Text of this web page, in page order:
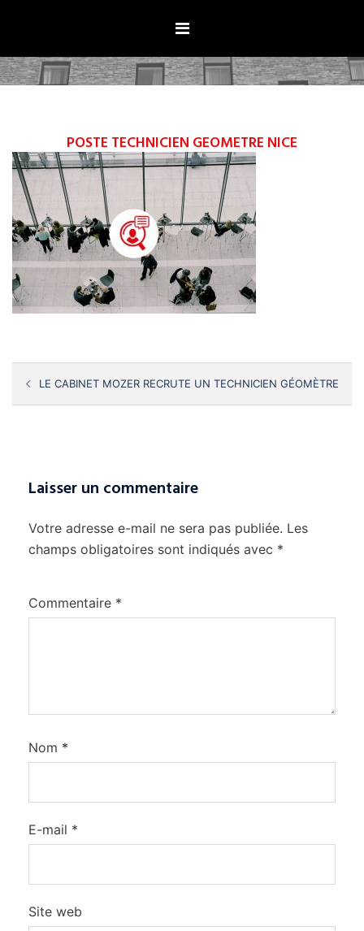
POSTE TECHNICIEN GEOMETRE NICE
Navigation
d’article
LE CABINET MOZER RECRUTE UN TECHNICIEN GÉOMÈTRE
Laisser un commentaire
Votre adresse e-mail ne sera pas publiée. Les
champs obligatoires sont indiqués avec *
Commentaire *
Nom *
E-mail *
Site web